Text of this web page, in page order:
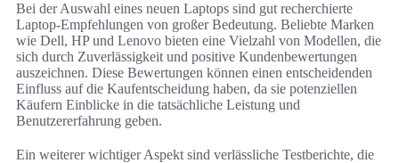
Bei der Auswahl eines neuen Laptops sind gut recherchierte
Laptop-Empfehlungen von großer Bedeutung. Beliebte Marken
wie Dell, HP und Lenovo bieten eine Vielzahl von Modellen, die
sich durch Zuverlässigkeit und positive Kundenbewertungen
auszeichnen. Diese Bewertungen können einen entscheidenden
Einfluss auf die Kaufentscheidung haben, da sie potenziellen
Käufern Einblicke in die tatsächliche Leistung und
Benutzererfahrung geben.
Ein weiterer wichtiger Aspekt sind verlässliche Testberichte, die